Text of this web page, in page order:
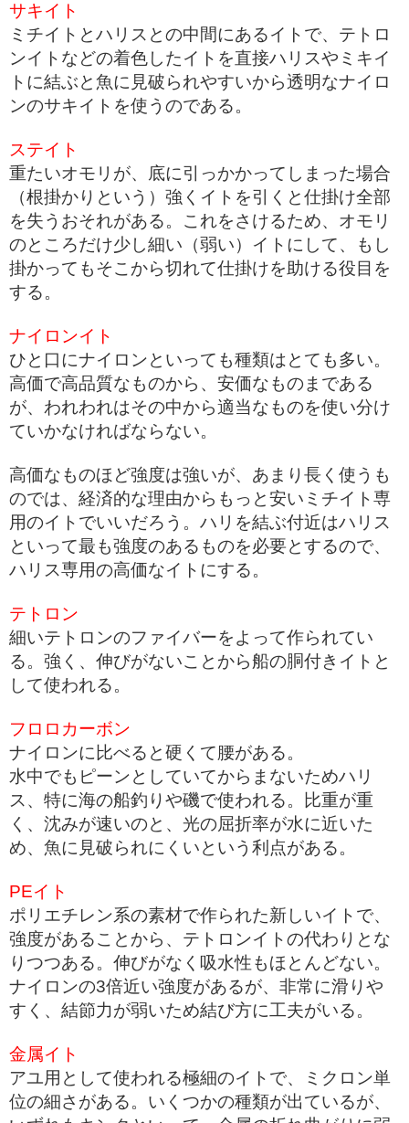
サキイト
ミチイトとハリスとの中間にあるイトで、テトロ
ンイトなどの着色したイトを直接ハリスやミキイ
トに結ぶと魚に見破られやすいから透明なナイロ
ンのサキイトを使うのである。
ステイト
重たいオモリが、底に引っかかってしまった場合
（根掛かりという）強くイトを引くと仕掛け全部
を失うおそれがある。これをさけるため、オモリ
のところだけ少し細い（弱い）イトにして、もし
掛かってもそこから切れて仕掛けを助ける役目を
する。
ナイロンイト
ひと口にナイロンといっても種類はとても多い。
高価で高品質なものから、安価なものまである
が、われわれはその中から適当なものを使い分け
ていかなければならない。
高価なものほど強度は強いが、あまり長く使うも
のでは、経済的な理由からもっと安いミチイト専
用のイトでいいだろう。ハリを結ぶ付近はハリス
といって最も強度のあるものを必要とするので、
ハリス専用の高価なイトにする。
テトロン
細いテトロンのファイバーをよって作られてい
る。強く、伸びがないことから船の胴付きイトと
して使われる。
フロロカーボン
ナイロンに比べると硬くて腰がある。
水中でもピーンとしていてからまないためハリ
ス、特に海の船釣りや磯で使われる。比重が重
く、沈みが速いのと、光の屈折率が水に近いた
め、魚に見破られにくいという利点がある。
PEイト
ポリエチレン系の素材で作られた新しいイトで、
強度があることから、テトロンイトの代わりとな
りつつある。伸びがなく吸水性もほとんどない。
ナイロンの3倍近い強度があるが、非常に滑りや
すく、結節力が弱いため結び方に工夫がいる。
金属イト
アユ用として使われる極細のイトで、ミクロン単
位の細さがある。いくつかの種類が出ているが、